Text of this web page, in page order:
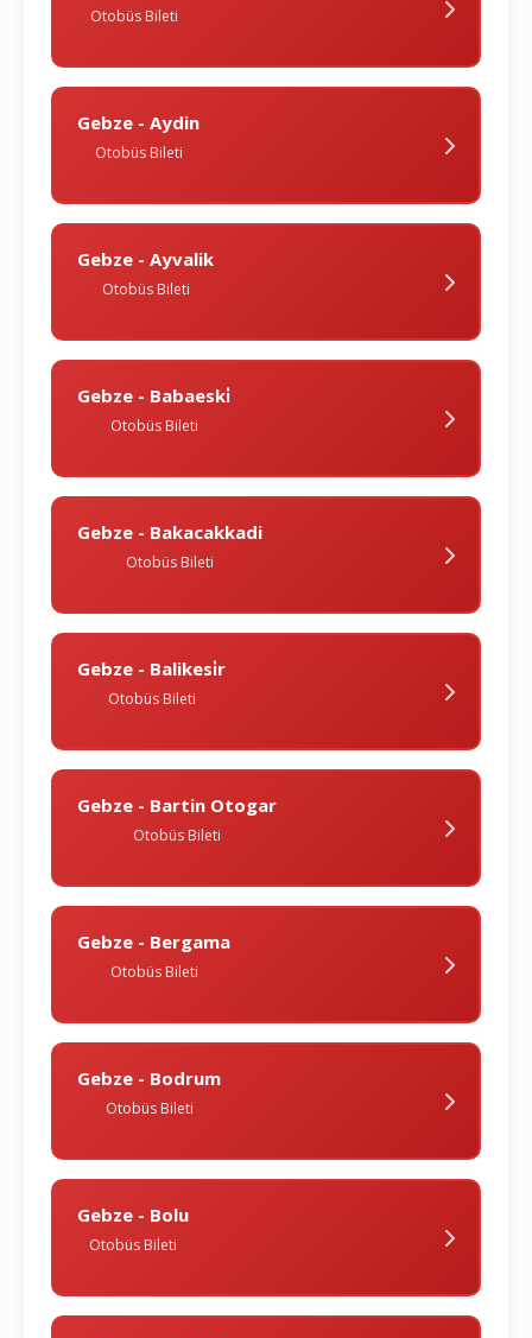
Otobüs Bileti
Gebze - Aydin
Otobüs Bileti
Gebze - Ayvalik
Otobüs Bileti
Gebze - Babaeski̇
Otobüs Bileti
Gebze - Bakacakkadi
Otobüs Bileti
Gebze - Balikesi̇r
Otobüs Bileti
Gebze - Bartin Otogar
Otobüs Bileti
Gebze - Bergama
Otobüs Bileti
Gebze - Bodrum
Otobüs Bileti
Gebze - Bolu
Otobüs Bileti